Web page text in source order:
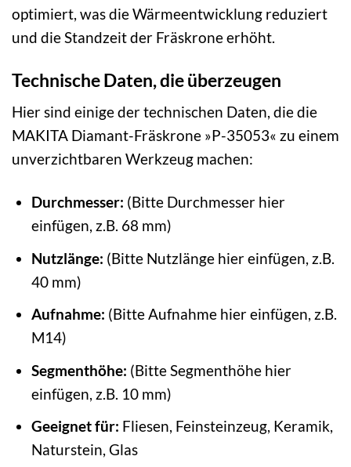
optimiert, was die Wärmeentwicklung reduziert
und die Standzeit der Fräskrone erhöht.
Technische Daten, die überzeugen
Hier sind einige der technischen Daten, die die
MAKITA Diamant-Fräskrone »P-35053« zu einem
unverzichtbaren Werkzeug machen:
Durchmesser: (Bitte Durchmesser hier
einfügen, z.B. 68 mm)
Nutzlänge: (Bitte Nutzlänge hier einfügen, z.B.
40 mm)
Aufnahme: (Bitte Aufnahme hier einfügen, z.B.
M14)
Segmenthöhe: (Bitte Segmenthöhe hier
einfügen, z.B. 10 mm)
Geeignet für: Fliesen, Feinsteinzeug, Keramik,
Naturstein, Glas